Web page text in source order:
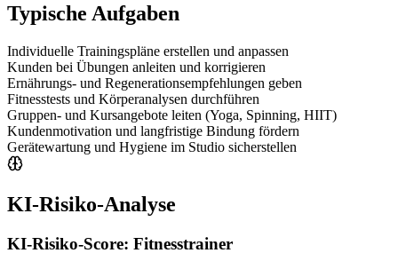
Typische Aufgaben
Individuelle Trainingspläne erstellen und anpassen
Kunden bei Übungen anleiten und korrigieren
Ernährungs- und Regenerationsempfehlungen geben
Fitnesstests und Körperanalysen durchführen
Gruppen- und Kursangebote leiten (Yoga, Spinning, HIIT)
Kundenmotivation und langfristige Bindung fördern
Gerätewartung und Hygiene im Studio sicherstellen
KI-Risiko-Analyse
KI-Risiko-Score: Fitnesstrainer